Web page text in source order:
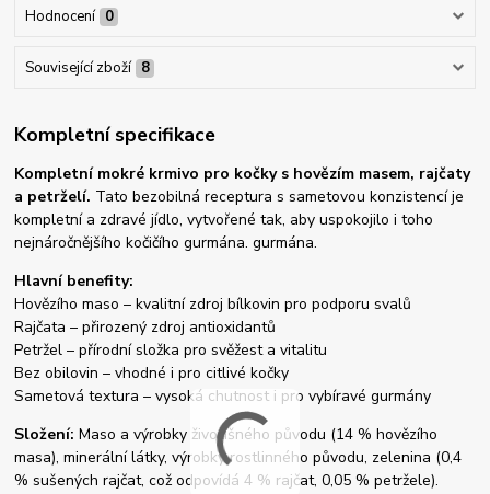
Hodnocení 0
Související zboží 8
Kompletní specifikace
Kompletní mokré krmivo pro kočky s hovězím masem, rajčaty
a petrželí. Tato bezobilná receptura s sametovou konzistencí je
kompletní a zdravé jídlo, vytvořené tak, aby uspokojilo i toho
nejnáročnějšího kočičího gurmána. gurmána.
Hlavní benefity:
Hovězího maso – kvalitní zdroj bílkovin pro podporu svalů
Rajčata – přirozený zdroj antioxidantů
Petržel – přírodní složka pro svěžest a vitalitu
Bez obilovin – vhodné i pro citlivé kočky
Sametová textura – vysoká chutnost i pro vybíravé gurmány
Složení:Maso a výrobky živočišného původu (14 % hovězího
masa), minerální látky, výrobky rostlinného původu, zelenina (0,4
% sušených rajčat, což odpovídá 4 % rajčat, 0,05 % petržele).